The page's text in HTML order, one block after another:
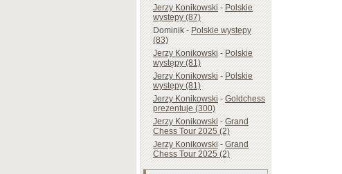
Jerzy Konikowski-Polskie
występy (87)
Dominik-Polskie występy
(83)
Jerzy Konikowski-Polskie
występy (81)
Jerzy Konikowski-Polskie
występy (81)
Jerzy Konikowski-Goldchess
prezentuje (300)
Jerzy Konikowski-Grand
Chess Tour 2025 (2)
Jerzy Konikowski-Grand
Chess Tour 2025 (2)